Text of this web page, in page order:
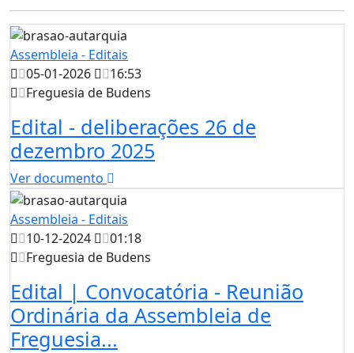
Assembleia - Editais
05-01-2026
16:53
Freguesia de Budens
Edital - deliberações 26 de
dezembro 2025
Ver documento
Assembleia - Editais
10-12-2024
01:18
Freguesia de Budens
Edital | Convocatória - Reunião
Ordinária da Assembleia de
Freguesia...